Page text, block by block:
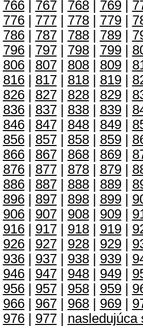
766| 767| 768| 769|
776| 777| 778| 779|
786| 787| 788| 789|
796| 797| 798| 799|
806| 807| 808| 809|
816| 817| 818| 819|
826| 827| 828| 829|
836| 837| 838| 839|
846| 847| 848| 849|
856| 857| 858| 859|
866| 867| 868| 869|
876| 877| 878| 879|
886| 887| 888| 889|
896| 897| 898| 899|
906| 907| 908| 909|
916| 917| 918| 919|
926| 927| 928| 929|
936| 937| 938| 939|
946| 947| 948| 949|
956| 957| 958| 959|
966| 967| 968| 969|
976| 977| nasledujúca